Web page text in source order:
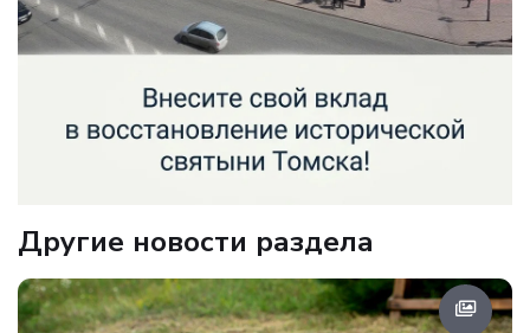
Другие новости раздела